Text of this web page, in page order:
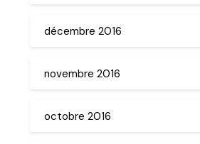
décembre 2016
novembre 2016
octobre 2016